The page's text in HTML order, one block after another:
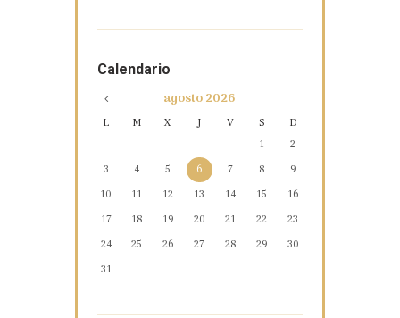
Calendario
agosto2026
L M X J V S
D
1
2
3
4 5 6 7 8
9
10
11 12 13 14 15
16
17
18 19 20 21 22
23
24
25 26 27 28 29
30
31